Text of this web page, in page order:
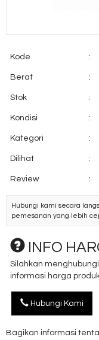
Kode :
Berat :
Stok :
Kondisi :
Kategori :
Dilihat :
Review :
Hubungi kami secara
pemesanan yang lebih
INFO
Silahkan
informasi harga
Hubungi Kami
Bagikan informasi